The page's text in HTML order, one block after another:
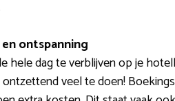
ontspanning
hele dag te verblijven op je
ontzettend veel te doen!